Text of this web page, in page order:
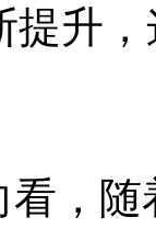
提升
看，